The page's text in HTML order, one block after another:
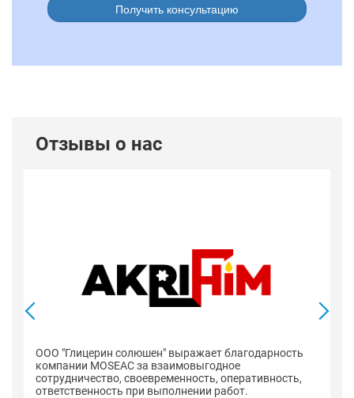
Получить консультацию
Отзывы о нас
ООО "Глицерин солюшен" выражает благодарность
компании MOSEAC за взаимовыгодное
сотрудничество, своевременность, оперативность,
ответственность при выполнении работ.